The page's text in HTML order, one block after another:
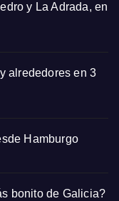
y La Adrada, en
alrededores en 3
Hamburgo
bonito de Galicia?